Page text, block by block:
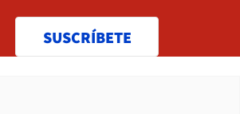
SUSCRÍBETE